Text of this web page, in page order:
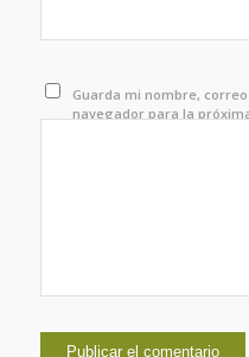
Guarda mi nombre,
navegador para la